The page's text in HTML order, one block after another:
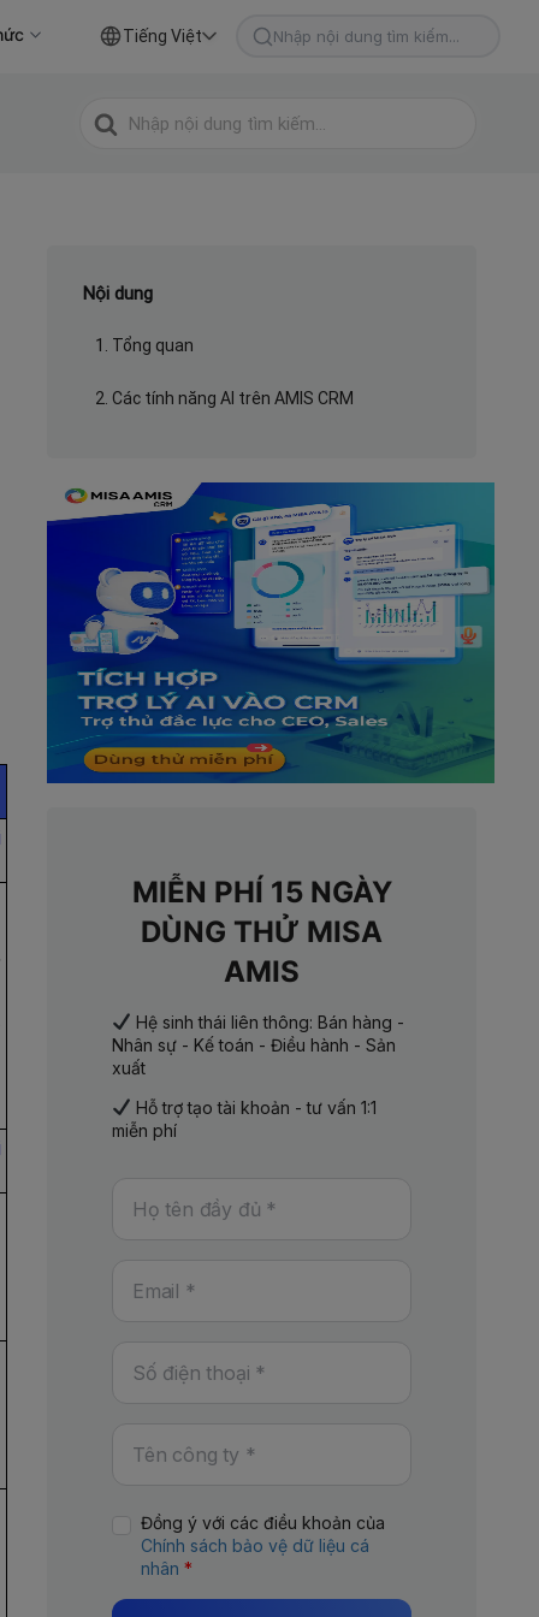
Tiếng Việt
Tìm
Tìm
kiếm
Nội dung
1. Tổng quan
2. Các tính năng AI trên AMIS CRM
MIỄN PHÍ 15 NGÀY
DÙNG THỬ MISA
AMIS
Hệ sinh thái liên thông: Bán hàng -
Nhân sự - Kế toán - Điều hành - Sản
xuất
Hỗ trợ tạo tài khoản - tư vấn 1:1
miễn phí
Đồng ý với các điều khoản của
Chính sách bảo vệ dữ liệu cá
nhân *